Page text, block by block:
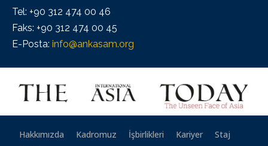
Tel: +90 312 474 00 46
Faks: +90 312 474 00 45
E-Posta: info@ankasam.org
Hakkımızda Kadromuz İşbirlikleri Kariyer
Staj